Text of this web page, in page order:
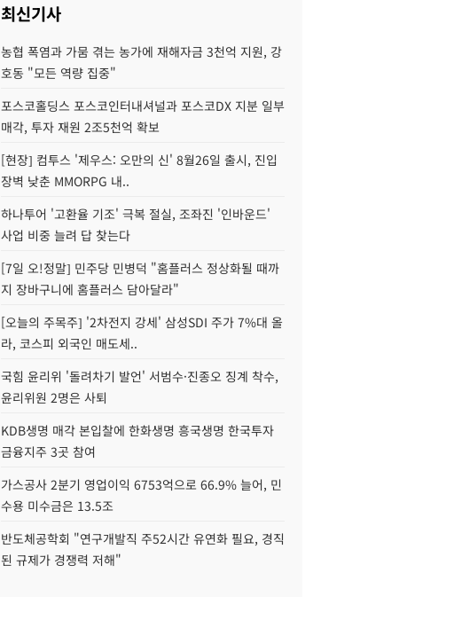
최신기사
농협 폭염과 가뭄 겪는 농가에 재해자금 3천억 지원, 강
호동 "모든 역량 집중"
포스코홀딩스 포스코인터내셔널과 포스코DX 지분 일부
매각, 투자 재원 2조5천억 확보
[현장] 컴투스 '제우스: 오만의 신' 8월26일 출시, 진입
장벽 낮춘 MMORPG 내..
하나투어 '고환율 기조' 극복 절실, 조좌진 '인바운드'
사업 비중 늘려 답 찾는다
[7일 오!정말] 민주당 민병덕 "홈플러스 정상화될 때까
지 장바구니에 홈플러스 담아달라"
[오늘의 주목주] '2차전지 강세' 삼성SDI 주가 7%대 올
라, 코스피 외국인 매도세..
국힘 윤리위 '돌려차기 발언' 서범수·진종오 징계 착수,
윤리위원 2명은 사퇴
KDB생명 매각 본입찰에 한화생명 흥국생명 한국투자
금융지주 3곳 참여
가스공사 2분기 영업이익 6753억으로 66.9% 늘어, 민
수용 미수금은 13.5조
반도체공학회 "연구개발직 주52시간 유연화 필요, 경직
된 규제가 경쟁력 저해"